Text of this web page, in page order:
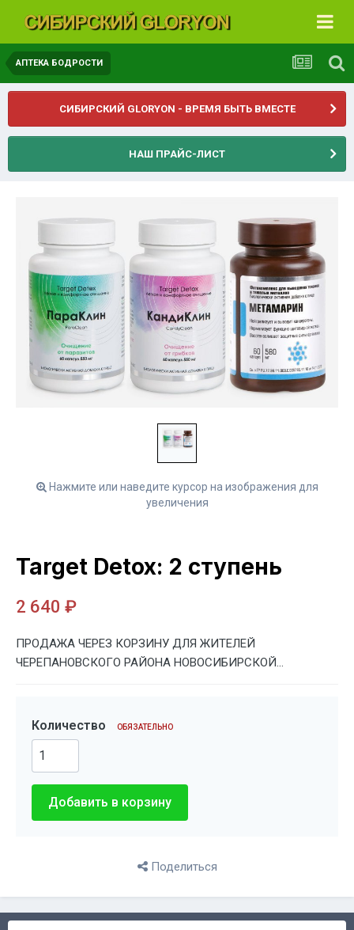
АПТЕКА БОДРОСТИ
СИБИРСКИЙ GLORYON - ВРЕМЯ БЫТЬ ВМЕСТЕ
НАШ ПРАЙС-ЛИСТ
Нажмите или наведите курсор на изображения для
увеличения
Target Detox: 2 ступень
2 640 ₽
ПРОДАЖА ЧЕРЕЗ КОРЗИНУ ДЛЯ ЖИТЕЛЕЙ
ЧЕРЕПАНОВСКОГО РАЙОНА НОВОСИБИРСКОЙ...
Количество ОБЯЗАТЕЛЬНО
Добавить в корзину
Поделиться